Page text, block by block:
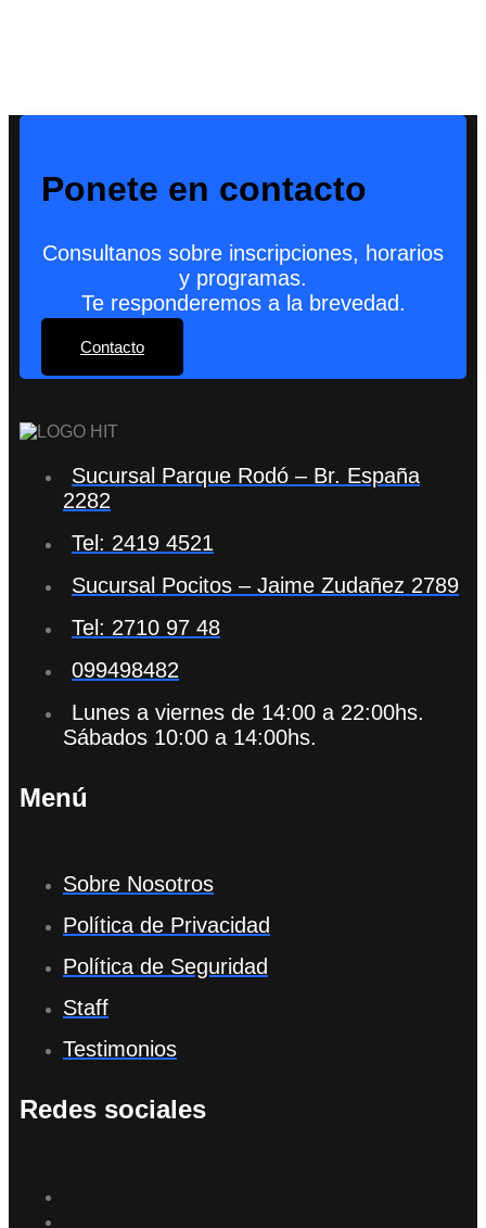
Ponete en contacto
Consultanos sobre inscripciones, horarios
y programas.
Te responderemos a la brevedad.
Contacto
Sucursal Parque Rodó – Br. España
2282
Tel: 2419 4521
Sucursal Pocitos – Jaime Zudañez 2789
Tel: 2710 97 48
099498482
Lunes a viernes de 14:00 a 22:00hs.
Sábados 10:00 a 14:00hs.
Menú
Sobre Nosotros
Política de Privacidad
Política de Seguridad
Staff
Testimonios
Redes sociales